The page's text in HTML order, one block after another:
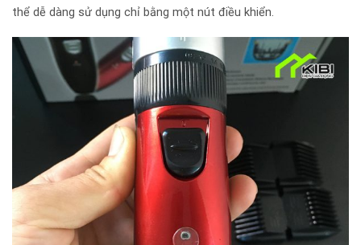
thể dễ dàng sử dụng chỉ bằng một nút điều khiển.